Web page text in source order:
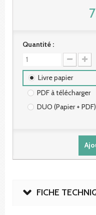
Quantité :
Livre papier
PDF à télécharger
DUO (Papier + PDF)
FICHE